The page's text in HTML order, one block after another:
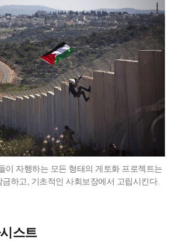
이 자행하는 모든 형태의 게토화 프로젝트는
하고, 기초적인 사회보장에서 고립시킨다.
스트